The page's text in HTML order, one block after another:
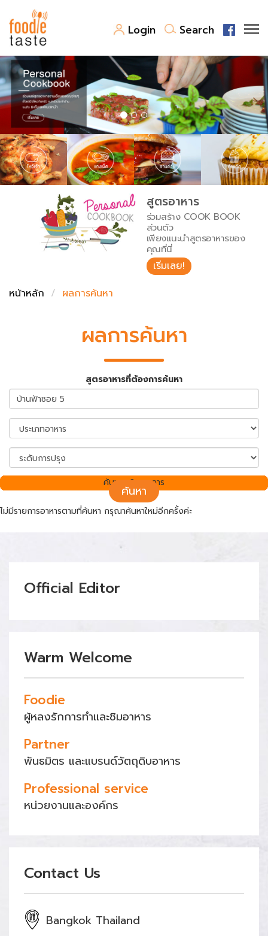
Login Search
สูตรอาหาร
สูตรอาหารล่าสุด
Top Foodie
พาไปชิม
สารพันก้นครัว
เคล็ดลับน่ารู้
เปรียบเทียบหน่วยการตวง
เปรียบเทียบอุณหภูมิ
เปรียบเทียบน้ำหนักวัตถุดิบ
FoodPedia
สร้าง Cookbook
สูตรอาหาร
ร่วมสร้าง COOK BOOK
ส่วนตัว
เพียงแนะนำสูตรอาหารของ
คุณที่นี่
เริ่มเลย!
หน้าหลัก
ผลการค้นหา
ผลการค้นหา
สูตรอาหารที่ต้องการค้นหา
ค้นหา
ไม่มีรายการอาหารตามที่ค้นหา กรุณาค้นหาใหม่อีกครั้งค่ะ
ค้นพบ 0 รายการ
Official Editor
Warm Welcome
Foodie
ผู้หลงรักการทำและชิมอาหาร
Partner
พันธมิตร และแบรนด์วัตถุดิบอาหาร
Professional service
หน่วยงานและองค์กร
Contact Us
Bangkok Thailand